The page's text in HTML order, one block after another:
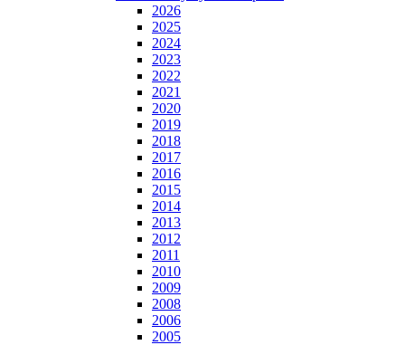
2026
2025
2024
2023
2022
2021
2020
2019
2018
2017
2016
2015
2014
2013
2012
2011
2010
2009
2008
2006
2005